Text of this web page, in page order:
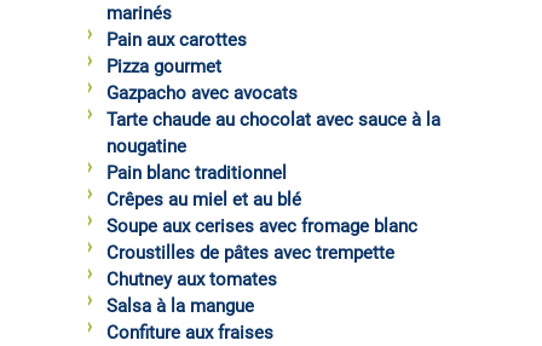
marinés
Pain aux carottes
Pizza gourmet
Gazpacho avec avocats
Tarte chaude au chocolat avec sauce à la
nougatine
Pain blanc traditionnel
Crêpes au miel et au blé
Soupe aux cerises avec fromage blanc
Croustilles de pâtes avec trempette
Chutney aux tomates
Salsa à la mangue
Confiture aux fraises